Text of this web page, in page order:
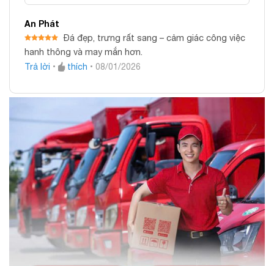
An Phát
Được xếp
hạng 5 5
Đá đẹp, trưng rất sang – cảm giác công việc
hanh thông và may mắn hơn.
Trả lời • thích • 08/01/2026